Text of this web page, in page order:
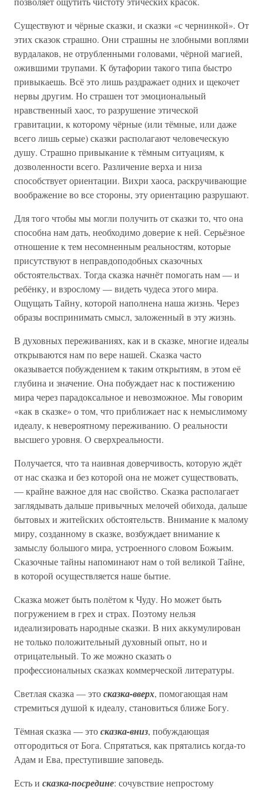
Существуют и чёрные сказки, и сказки «с чернинкой». От
этих сказок страшно. Они страшны не злобными воплями
вурдалаков, не отрубленными головами, чёрной магией,
ожившими трупами. К бутафории такого типа быстро
привыкаешь. Всё это лишь раздражает одних и щекочет
нервы другим. Но страшен тот эмоциональный
нравственный хаос, то разрушение этической
гравитации, к которому чёрные (или тёмные, или даже
всего лишь серые) сказки располагают человеческую
душу. Страшно привыкание к тёмным ситуациям, к
дозволенности всего. Различение верха и низа
способствует ориентации. Вихри хаоса, раскручивающие
воображение во все стороны, эту ориентацию разрушают.
Для того чтобы мы могли получить от сказки то, что она
способна нам дать, необходимо доверие к ней. Серьёзное
отношение к тем несомненным реальностям, которые
присутствуют в неправдоподобных сказочных
обстоятельствах. Тогда сказка начнёт помогать нам — и
ребёнку, и взрослому — видеть чудеса этого мира.
Ощущать Тайну, которой наполнена наша жизнь. Через
образы воспринимать смысл, заложенный в эту жизнь.
В духовных переживаниях, как и в сказке, многие идеалы
открываются нам по вере нашей. Сказка часто
оказывается побуждением к таким открытиям, в этом её
глубина и значение. Она побуждает нас к постижению
мира через парадоксальное и невозможное. Мы говорим
«как в сказке» о том, что приближает нас к немыслимому
идеалу, к невероятному переживанию. О реальности
высшего уровня. О сверхреальности.
Получается, что та наивная доверчивость, которую ждёт
от нас сказка и без которой она не может существовать,
— крайне важное для нас свойство. Сказка располагает
заглядывать дальше привычных мелочей обихода, дальше
бытовых и житейских обстоятельств. Внимание к малому
миру, созданному в сказке, возбуждает внимание к
замыслу большого мира, устроенного словом Божьим.
Сказочные тайны напоминают нам о той великой Тайне,
в которой осуществляется наше бытие.
Сказка может быть полётом к Чуду. Но может быть
погружением в грех и страх. Поэтому нельзя
идеализировать народные сказки. В них аккумулирован
не только положительный духовный опыт, но и
отрицательный. То же можно сказать о
профессиональных сказках коммерческой литературы.
Светлая сказка — этосказка-вверх, помогающая нам
стремиться душой к идеалу, становиться ближе Богу.
Тёмная сказка — этосказка-вниз, побуждающая
отгородиться от Бога. Спрятаться, как прятались когда-то
Адам и Ева, преступившие заповедь.
Есть и сказка-посредине: сочувствие непростому